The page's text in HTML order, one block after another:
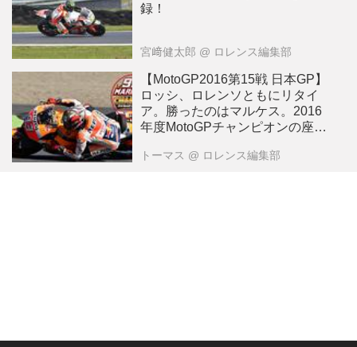
録！
宮﨑健太郎 @ ロレンス編集部
【MotoGP2016第15戦 日本GP】
ロッシ、ロレンソともにリタイ
ア。勝ったのはマルケス。2016
年度MotoGPチャンピオンの座も
トーマス @ ロレンス編集部